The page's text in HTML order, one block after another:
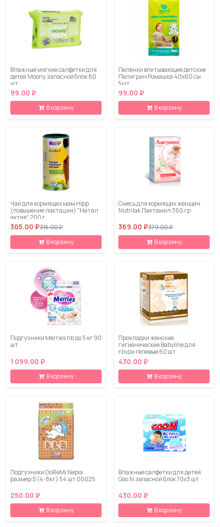
Влажные мягкие салфетки для
детей Moony запасной блок 80
шт
99.00 ₽
В корзину
Пеленки впитывающие детские
Пелигрин Ромашка 40х60 см
5шт
99.00 ₽
В корзину
Чай для кормящих мам Hipp
(повышение лактации) "Натал
актив" 200 г
305.00 ₽315.00 ₽
В корзину
Смесь для кормящих женщин
Nutrilak Лактамил 360 гр
369.00 ₽379.00 ₽
В корзину
Подгузники Merries nb до 5 кг 90
шт
1 099.00 ₽
В корзину
Прокладки женские
гигиенические Babyline для
груди гелевые 60 шт
430.00 ₽
В корзину
Подгузники DoReMi Nepia
размер S (4-8кг) 54 шт 00025
250.00 ₽
В корзину
Влажные салфетки для детей
Goo.N запасной блок 70х3 шт
430.00 ₽
В корзину